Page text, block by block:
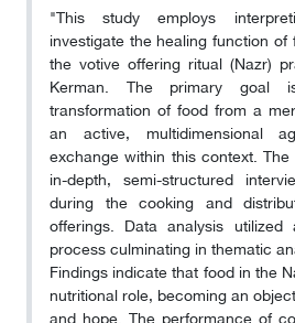
"This study employs
investigate the healing function
the votive offering ritual (Nazr)
Kerman. The primary goal
transformation of food from a
an active, multidimensional
exchange within this context.
in-depth, semi-structured
during the cooking and
offerings. Data analysis
process culminating in thematic
Findings indicate that food in the
nutritional role, becoming an
and hope. The performance of